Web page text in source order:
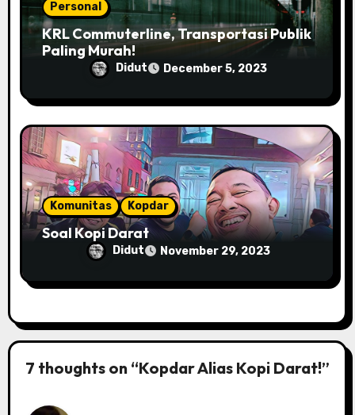
Personal
KRL Commuterline, Transportasi Publik
Paling Murah!
Didut December 5, 2023
Komunitas Kopdar
Soal Kopi Darat
Didut November 29, 2023
7 thoughts on “Kopdar Alias Kopi Darat!”